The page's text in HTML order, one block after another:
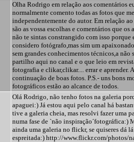
Olha Rodrigo em relação aos comentários
normalmente comento todas as fotos que
independentemente do autor. Em relação
são as vossa escolhas e comentários que os
não te sintas constrangido com isso porque
considero fotógrafo,mas sim um
sem grandes conhecimentos técnicos,a não
partilho aqui no canal e o que leio em
fotografia e clikar,clikar.... errar e aprender.
continuação de boas fotos. P.S.- uns bons
fotográficos estão ao alcance de todos.
Olá Rodrigo, não tenho fotos na galeria
apaguei:) Já estou aqui pelo canal há
tive a galeria cheia, mas resolvi fazer uma
numa fase de `não inspiração´fotográfica:)
ainda uma galeria no flickr, se quiseres dá
espreitada:) http://www.flickr.com/photos/